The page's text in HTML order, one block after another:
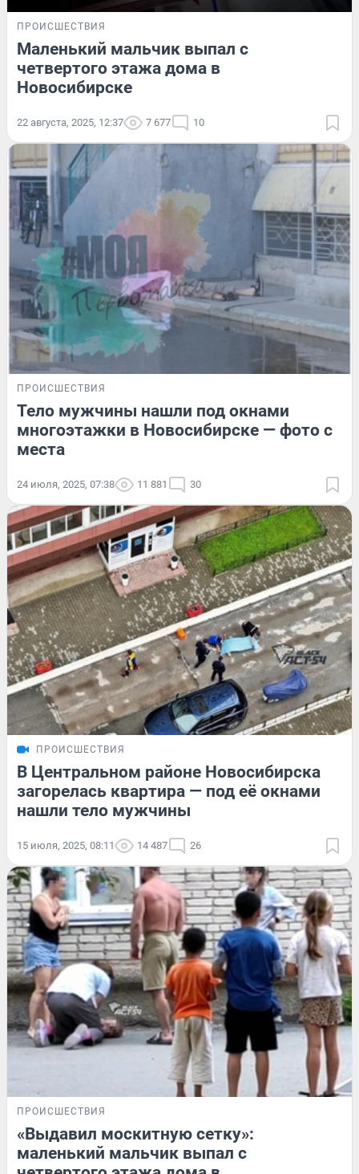
ПРОИСШЕСТВИЯ
Маленький мальчик выпал с
четвертого этажа дома в
Новосибирске
22 августа, 2025, 12:37 7 677 10
ПРОИСШЕСТВИЯ
Тело мужчины нашли под окнами
многоэтажки в Новосибирске — фото с
места
24 июля, 2025, 07:38 11 881 30
ПРОИСШЕСТВИЯ
В Центральном районе Новосибирска
загорелась квартира — под её окнами
нашли тело мужчины
15 июля, 2025, 08:11 14 487 26
ПРОИСШЕСТВИЯ
«Выдавил москитную сетку»:
маленький мальчик выпал с